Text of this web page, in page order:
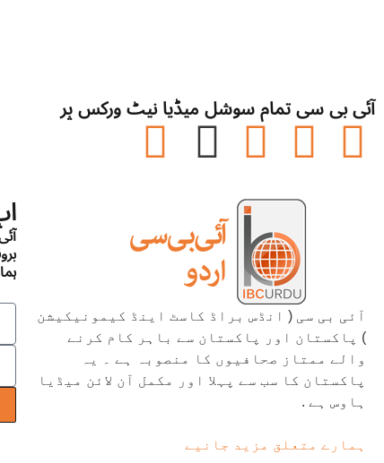
آئی بی سی تمام سوشل میڈیا نیٹ ورکس پر
آئی بی سی ( انڈس براڈ کاسٹ اینڈ کیمونیکیشن
) پاکستان اور پاکستان سے باہر کام کرنے
والے ممتاز صحافیوں کا منصوبہ ہے ۔ یہ
پاکستان کا سب سے پہلا اور مکمل آن لائن میڈیا
ہاوس ہے .
ہمارے متعلق مزید جانیے